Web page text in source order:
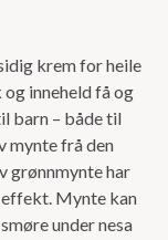
krem for heile
inneheld få og
barn – både til
mynte frå den
grønnmynte har
Mynte kan
under nesa